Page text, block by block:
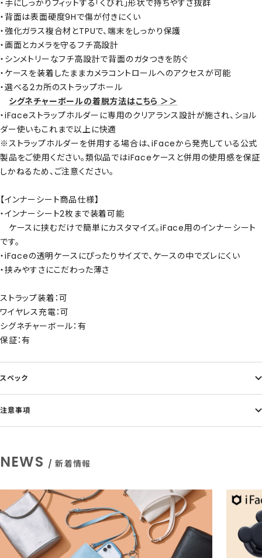
・手にしっかりフィットする「くびれ」形状で持ちやすさ抜群
・背面は表面硬度9Hで傷が付きにくい
・強化ガラス複合材とTPUで、端末をしっかり保護
・画面とカメラを守るフチ高設計
・シンメトリーなフチ高設計で背面のガタつきを防ぐ
・ケースを装着したままカメラコントロールへのアクセスが可能
・選べる2カ所のストラップホール
シグネチャーボールの着脱方法はこちら ＞＞
・iFaceストラップホルダーに専用のクリアランス設計が施され、ショル
ダー使いもこれまで以上に快適
※ストラップホルダーを併用する場合は、iFaceから発売している公式
製品をご使用ください。類似品ではiFaceケースと併用の使用感を保証
しかねるため、ご注意ください。
【インナーシート商品仕様】
・インナーシート2枚まで装着可能
ケースに挟むだけで簡単にカスタマイズ。iFace用のインナーシート
です。
・iFaceの透明ケースにぴったりサイズで、ケースの中でズレにくい
・挟みやすさにこだわった薄さ
ストラップ装着：可
ワイヤレス充電：可
シグネチャーボール：有
保証：有
スペック
注意事項
NEWS / 新着情報